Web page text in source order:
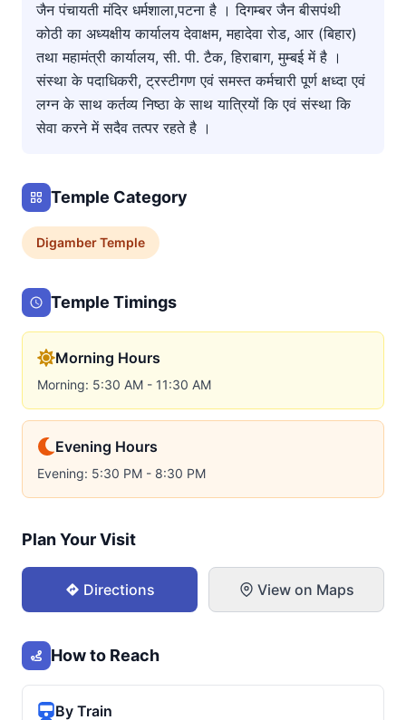
जैन पंचायती मंदिर धर्मशाला,पटना है । दिगम्बर जैन बीसपंथी
कोठी का अध्यक्षीय कार्यालय देवाक्षम, महादेवा रोड, आर (बिहार)
तथा महामंत्री कार्यालय, सी. पी. टैक, हिराबाग, मुम्बई में है ।
संस्था के पदाधिकरी, ट्रस्टीगण एवं समस्त कर्मचारी पूर्ण क्षध्दा एवं
लग्न के साथ कर्तव्य निष्ठा के साथ यात्रियों कि एवं संस्था कि
सेवा करने में सदैव तत्पर रहते है ।
Temple Category
DigamberTemple
Temple Timings
Morning Hours
Morning: 5:30 AM - 11:30 AM
Evening Hours
Evening: 5:30 PM - 8:30 PM
Plan Your Visit
Directions View on Maps
How to Reach
By Train